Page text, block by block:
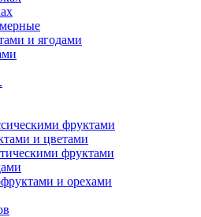
и ягодами
фруктами
и цветами
фруктами
и орехами